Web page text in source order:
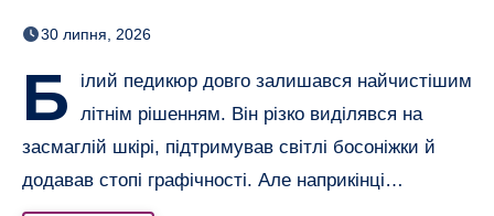
сіро-блакитний
30 липня, 2026
Б
ілий педикюр довго залишався найчистішим
літнім рішенням. Він різко виділявся на
засмаглій шкірі, підтримував світлі босоніжки й
додавав стопі графічності. Але наприкінці…